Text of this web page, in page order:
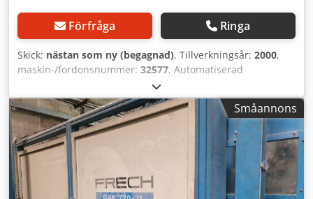
Förfråga Ringa
Skick: nästan som ny (begagnad), Tillverkningsår: 2000,
maskin-/fordonsnummer: 32577, Automatiserad
kallkammarmaskin för tryckgjutning från Bühler. 7900 kN
låskraft. 500 mm stötarlängd. Luftkonditionering KMA /
Bentleon typ Ultravent / AFS 6000 (2000). Maskinen är
demonterad. Nyligen ommålad. Dcsdpjfbl E Sofx Aanek
Småannons